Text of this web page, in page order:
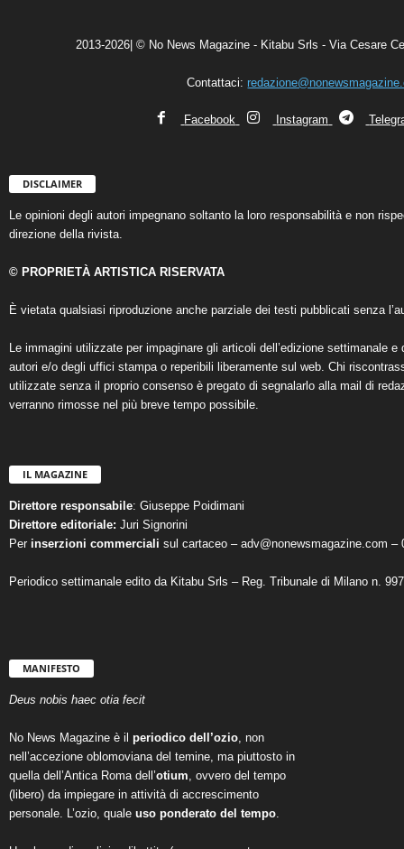
2013-2026| © No News Magazine - Kitabu Srls - Via Cesare
Contattaci:
Facebook Instagram
DISCLAIMER
Le opinioni degli autori impegnano soltanto la loro responsabilità e non
direzione della rivista.
© PROPRIETÀ ARTISTICA RISERVATA
È vietata qualsiasi riproduzione anche parziale dei testi pubblicati senza
Le immagini utilizzate per impaginare gli articoli dell’edizione settimanale
autori e/o degli uffici stampa o reperibili liberamente sul web. Chi
utilizzate senza il proprio consenso è pregato di segnalarlo alla mail di
verranno rimosse nel più breve tempo possibile.
IL MAGAZINE
Direttore responsabile: Giuseppe Poidimani
Direttore editoriale: Juri Signorini
Per inserzioni commerciali sul cartaceo – adv@nonewsmagazine.com –
Periodico settimanale edito da Kitabu Srls – Reg. Tribunale di Milano n.
MANIFESTO
Deus nobis haec otia fecit
No News Magazine è il periodico dell’ozio, non
nell’accezione oblomoviana del temine, ma piuttosto in
quella dell’Antica Roma dell’otium, ovvero del tempo
(libero) da impiegare in attività di accrescimento
personale. L’ozio, quale uso ponderato del tempo.